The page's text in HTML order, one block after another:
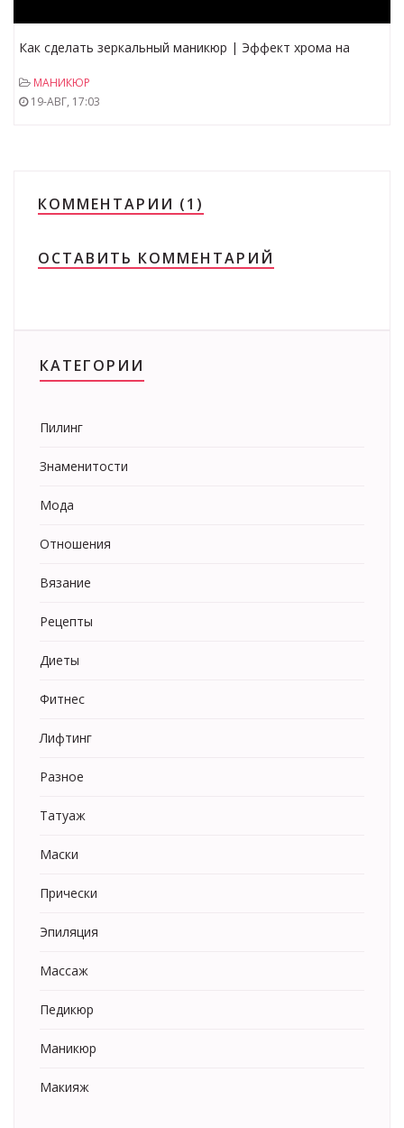
Как сделать зеркальный маникюр | Эффект хрома на
МАНИКЮР
19-АВГ, 17:03
КОММЕНТАРИИ (1)
ОСТАВИТЬ КОММЕНТАРИЙ
КАТЕГОРИИ
Пилинг
Знаменитости
Мода
Отношения
Вязание
Рецепты
Диеты
Фитнес
Лифтинг
Разное
Татуаж
Маски
Прически
Эпиляция
Массаж
Педикюр
Маникюр
Макияж